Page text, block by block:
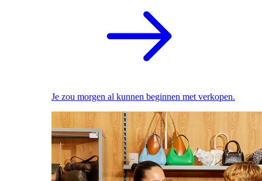
Je zou morgen al kunnen beginnen met verkopen.